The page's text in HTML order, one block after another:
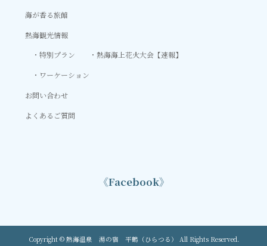
海が香る旅館
熱海観光情報
特別プラン
熱海海上花火大会【速報】
ワーケーション
お問い合わせ
よくあるご質問
《Facebook》
Copyright © 熱海温泉 湯の宿 平鶴（ひらつる） All Rights Reserved.